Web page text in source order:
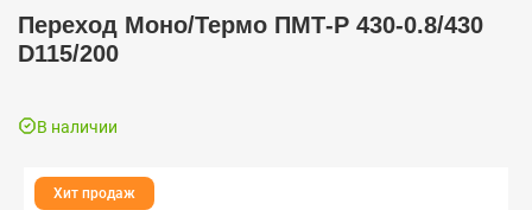
Переход Моно/Термо ПМТ-Р 430-0.8/430
D115/200
В наличии
Хит продаж